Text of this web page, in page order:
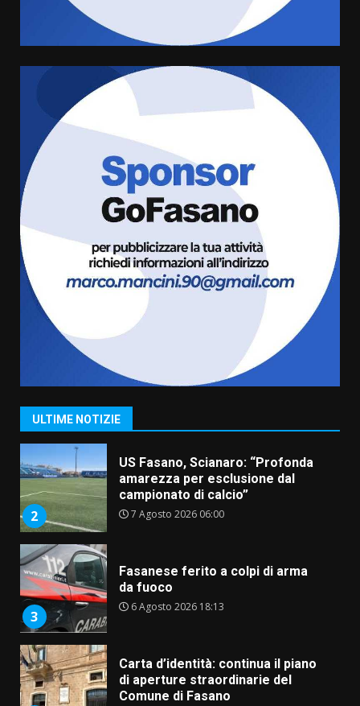
ULTIME NOTIZIE
cittadina di Fratelli d’Italia,
pronta a tornare in Consiglio
comunale
6 Agosto 2026 08:00
Cura dei beni comuni e
cittadinanza attiva: online
l’avviso per la gestione
condivisa della Villetta di
Laureto
La magia del Minareto e la prima
assoluta de “L’Albergo
Belvedere. Il rapimento”
6 Agosto 2026 06:15
1
“I Contestatori: Musica di
Rivoluzione”: nuovo
appuntamento con “Fasano in
2
US Fasano, Scianaro: “Profonda
amarezza per esclusione dal
campionato di calcio”
7 Agosto 2026 06:00
3
Fasanese ferito a colpi di arma
da fuoco
6 Agosto 2026 18:13
Carta d’identità: continua il piano
di aperture straordinarie del
Comune di Fasano